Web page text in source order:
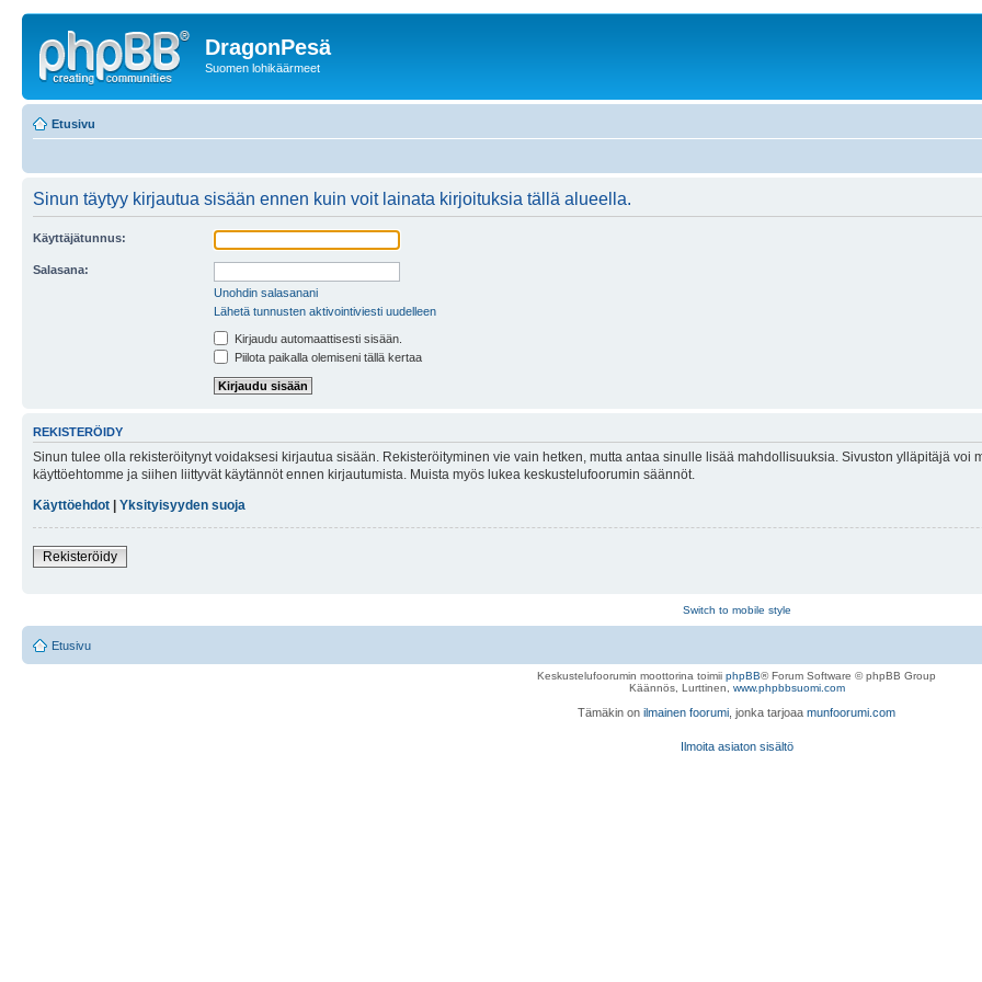
DragonPesä
Suomen lohikäärmeet
Etusivu
Sinun täytyy kirjautua sisään ennen kuin voit lainata kirjoituksia tällä alueella.
Käyttäjätunnus:
Salasana:
Unohdin salasanani
Lähetä tunnusten aktivointiviesti uudelleen
Kirjaudu automaattisesti sisään.
Piilota paikalla olemiseni tällä kertaa
REKISTERÖIDY
Sinun tulee olla rekisteröitynyt voidaksesi kirjautua sisään. Rekisteröityminen vie vain hetken, mutta antaa sinulle lisää mahdollisuuksia. Sivuston ylläpitäjä
käyttöehtomme ja siihen liittyvät käytännöt ennen kirjautumista. Muista myös lukea keskustelufoorumin säännöt.
Käyttöehdot
Yksityisyyden suoja
Rekisteröidy
Switch to mobile style
Etusivu
Keskustelufoorumin moottorina toimii phpBB® Forum Software © phpBB Group
Käännös, Lurttinen, www.phpbbsuomi.com
Tämäkin on ilmainen foorumi , jonka tarjoaa munfoorumi.com
Ilmoita asiaton sisältö